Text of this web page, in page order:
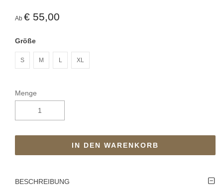
Ab € 55,00
Größe
S M L XL
Menge
IN DEN WARENKORB
BESCHREIBUNG